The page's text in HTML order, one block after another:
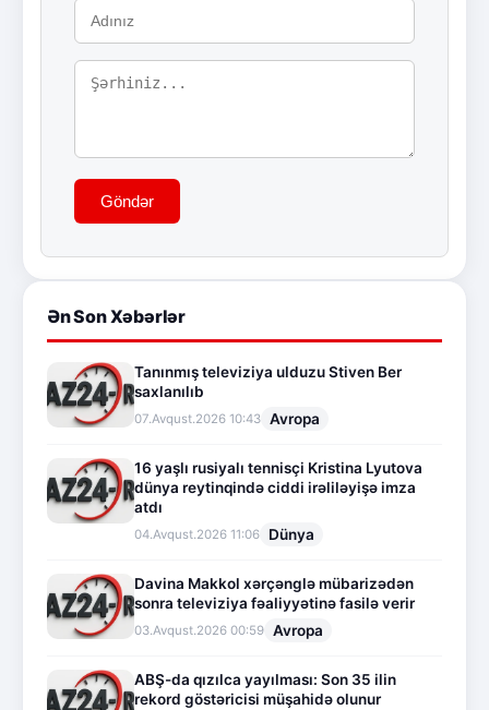
Göndər
Ən Son Xəbərlər
Tanınmış televiziya ulduzu Stiven Ber
saxlanılıb
07.Avqust.2026 10:43 Avropa
16 yaşlı rusiyalı tennisçi Kristina Lyutova
dünya reytinqində ciddi irəliləyişə imza
atdı
04.Avqust.2026 11:06 Dünya
Davina Makkol xərçənglə mübarizədən
sonra televiziya fəaliyyətinə fasilə verir
03.Avqust.2026 00:59 Avropa
ABŞ-da qızılca yayılması: Son 35 ilin
rekord göstəricisi müşahidə olunur